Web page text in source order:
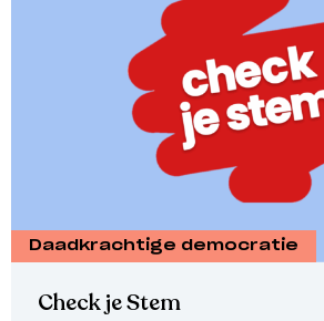
Daadkrachtige democratie
Check je Stem